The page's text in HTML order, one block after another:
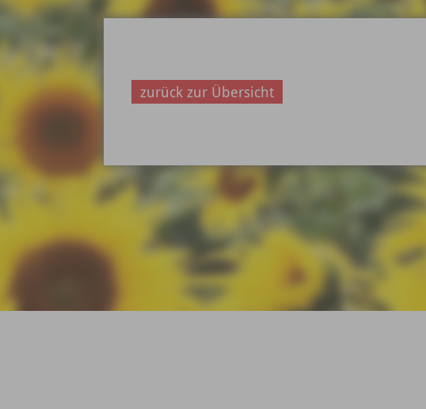
zurück zur Übersicht